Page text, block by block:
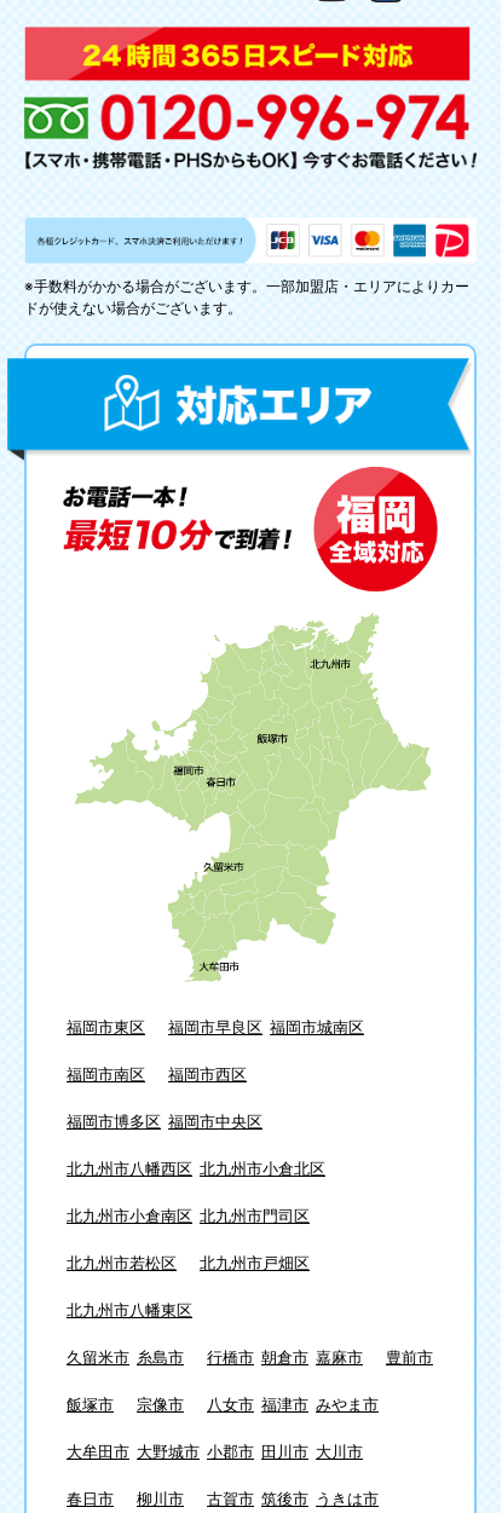
※手数料がかかる場合がございます。一部加盟店・エリアによりカー
ドが使えない場合がございます。
福岡市東区
福岡市南区
福岡市博多区
福岡市早良区
福岡市西区
福岡市中央区
福岡市城南区
北九州市八幡西区
北九州市小倉南区
北九州市小倉北区
北九州市門司区
北九州市若松区
北九州市八幡東区
北九州市戸畑区
久留米市
飯塚市
大牟田市
春日市
糸島市
宗像市
大野城市
柳川市
行橋市
八女市
小郡市
古賀市
朝倉市
福津市
田川市
筑後市
嘉麻市
みやま市
大川市
うきは市
豊前市